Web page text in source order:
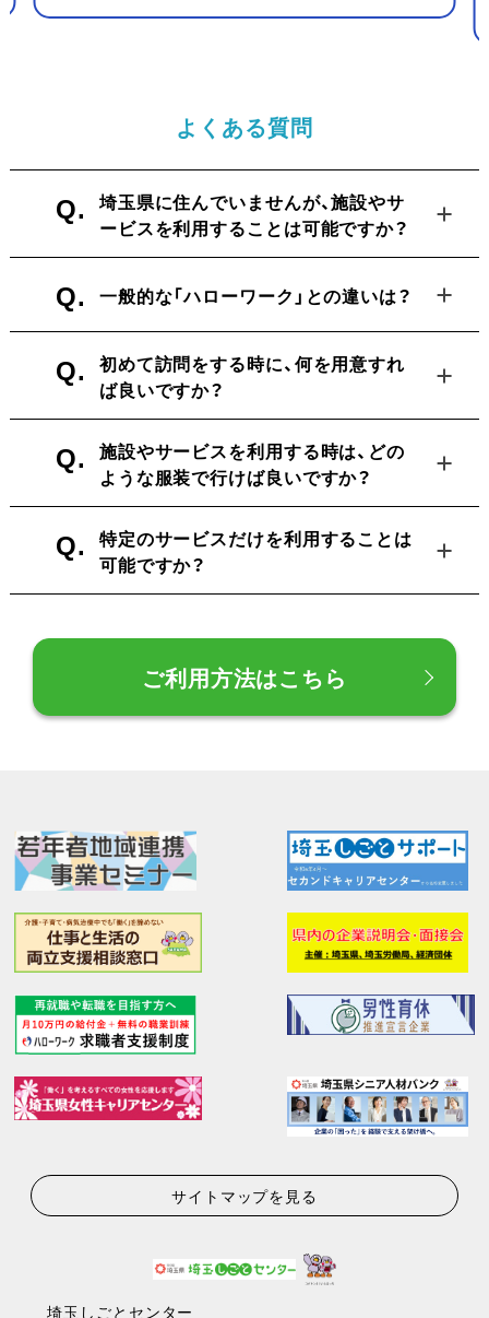
よくある質問
Q.
埼玉県に住んでいませんが、施設やサ
ービスを利用することは可能ですか？
Q. 一般的な「ハローワーク」との違いは？
Q.
初めて訪問をする時に、何を用意すれ
ば良いですか？
Q.
施設やサービスを利用する時は、どの
ような服装で行けば良いですか？
Q.
特定のサービスだけを利用することは
可能ですか？
ご利用方法はこちら
サイトマップを見る
埼玉しごとセンター